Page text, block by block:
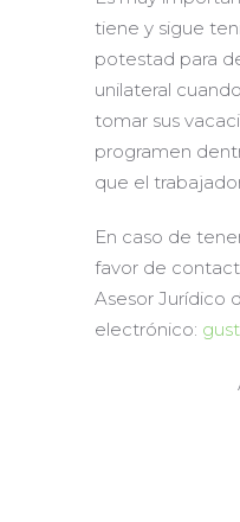
tiene y sigue
potestad para
unilateral
tomar sus
programen
que el
En caso de
favor de
Asesor Jurídico
electrónico: